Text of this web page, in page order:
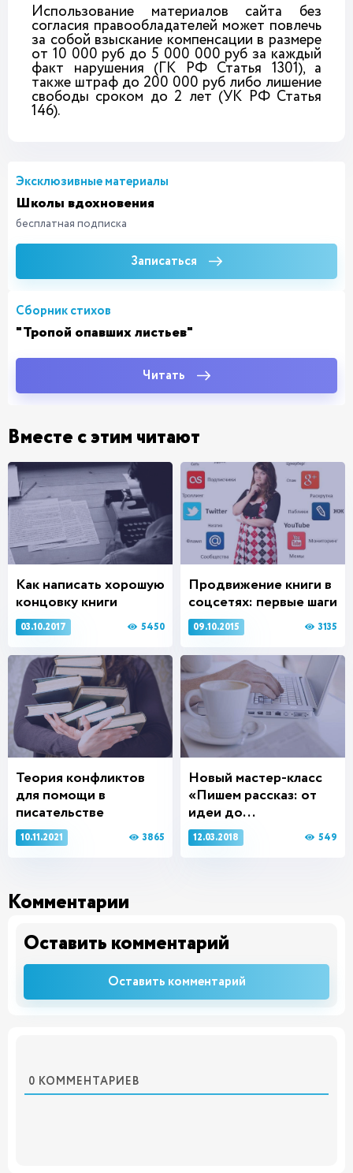
Использование материалов сайта без
согласия правообладателей может повлечь
за собой взыскание компенсации в размере
от 10 000 руб до 5 000 000 руб за каждый
факт нарушения (ГК РФ Статья 1301), а
также штраф до 200 000 руб либо лишение
свободы сроком до 2 лет (УК РФ Статья
146).
Эксклюзивные материалы
Школы вдохновения
бесплатная подписка
Записаться
Сборник стихов
"Тропой опавших листьев"
Читать
Вместе с этим читают
Как написать хорошую
концовку книги
03.10.2017 5450
Теория конфликтов
для помощи в
писательстве
10.11.2021 3865
Новый мастер-класс
«Пишем рассказ: от
идеи до...
12.03.2018 549
Продвижение книги в
соцсетях: первые шаги
09.10.2015 3135
Комментарии
Оставить комментарий
Оставить комментарий
0 КОММЕНТАРИЕВ